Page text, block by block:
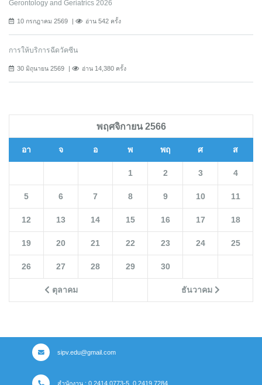
Gerontology and Geriatrics 2026
10 กรกฎาคม 2569 อ่าน 542 ครั้ง
การให้บริการฉีดวัคซีน
30 มิถุนายน 2569 อ่าน 14,380 ครั้ง
พฤศจิกายน 2566
อา จ อ พ พฤ ศ ส
ตุลาคม ธันวาคม
1 2 3 4
5 6 7 8 9 10 11
12 13 14 15 16 17 18
19 20 21 22 23 24 25
26 27 28 29 30
sipv.edu@gmail.com
สำนักงาน : 0 2414 0773-5, 0 2419 7284